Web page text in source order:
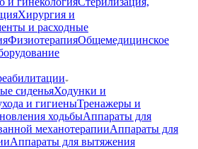
Хирургия и
и расходные
ФизиотерапияОбщемедицинское
сиденьяХодунки и
и гигиеныТренажеры и
ходьбыАппараты для
механотерапииАппараты для
Аппараты для вытяжения